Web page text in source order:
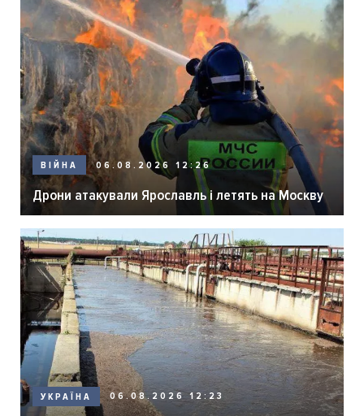
ВІЙНА 06.08.2026 12:26
Дрони атакували Ярославль і летять на Москву
УКРАЇНА 06.08.2026 12:23